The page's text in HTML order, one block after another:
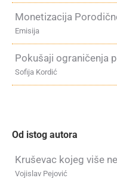
Monetizacija
Emisija
Pokušaji ograničenja
Sofija Kordić
Od istog autora
Kruševac kojeg više
Vojislav Pejović